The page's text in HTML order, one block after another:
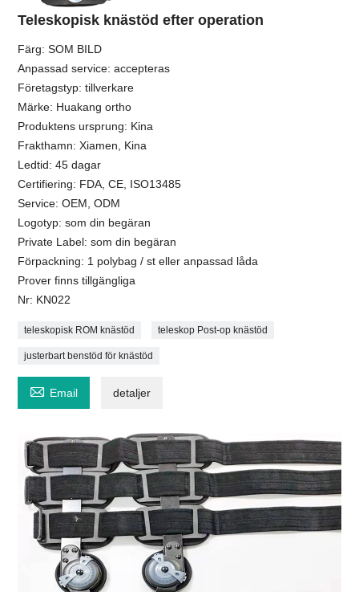
Teleskopisk knästöd efter operation
Färg: SOM BILD
Anpassad service: accepteras
Företagstyp: tillverkare
Märke: Huakang ortho
Produktens ursprung: Kina
Frakthamn: Xiamen, Kina
Ledtid: 45 dagar
Certifiering: FDA, CE, ISO13485
Service: OEM, ODM
Logotyp: som din begäran
Private Label: som din begäran
Förpackning: 1 polybag / st eller anpassad låda
Prover finns tillgängliga
Nr: KN022
teleskopisk ROM knästöd teleskop Post-op knästöd
justerbart benstöd för knästöd
 Email detaljer